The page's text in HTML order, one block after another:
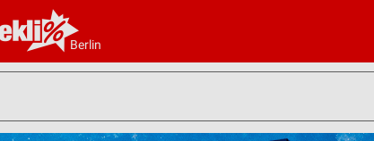
Berlin